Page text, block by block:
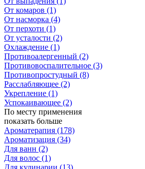
От комаров (1)
От насморка (4)
От перхоти (1)
От усталости (2)
Охлаждение (1)
Противоалергенный (2)
Противовоспалительное (3)
Противопростудный (8)
Расслабляющее (2)
Укрепление (1)
Успокаивающее (2)
По месту применения
показать больше
Ароматерапия (178)
Ароматизация (34)
Для ванн (2)
Для волос (1)
Для кулинарии (13)